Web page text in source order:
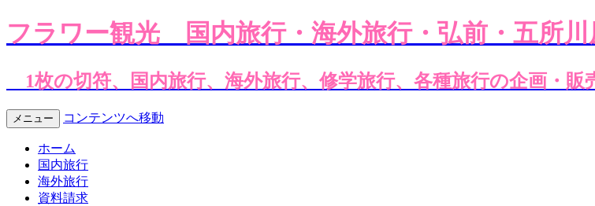
フラワー観光 国内旅行・海外旅行・弘前・五所
1枚の切符、国内旅行、海外旅行、修学旅行、各種旅行の企画・販
メニュー コンテンツへ移動
ホーム
国内旅行
海外旅行
資料請求